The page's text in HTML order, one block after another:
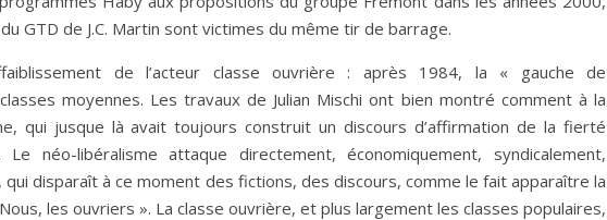
GTD de J.C. Martin sont victimes du même tir de barrage.
de l’acteur classe ouvrière : après 1984, la « gauche de
moyennes. Les travaux de Julian Mischi ont bien montré comment à la
qui jusque là avait toujours construit un discours d’affirmation de la fierté
néo-libéralisme attaque directement, économiquement, syndicalement,
disparaît à ce moment des fictions, des discours, comme le fait apparaître la
les ouvriers ». La classe ouvrière, et plus largement les classes populaires,